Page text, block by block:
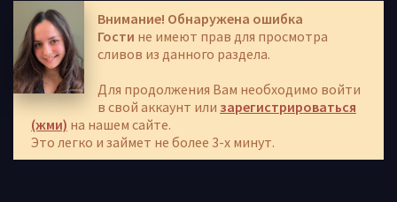
Внимание! Обнаружена ошибка
Гости не имеют прав для просмотра
сливов из данного раздела.
Для продолжения Вам необходимо войти
в свой аккаунт или зарегистрироваться
(жми) на нашем сайте.
Это легко и займет не более 3-х минут.